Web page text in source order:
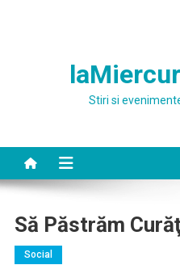
Stiri si
Să Păstrăm
Social